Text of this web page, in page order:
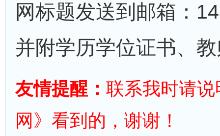
网标题发送到邮箱：
并附学历学位证书、
友情提醒： 联系我时请
网》看到的，谢谢！